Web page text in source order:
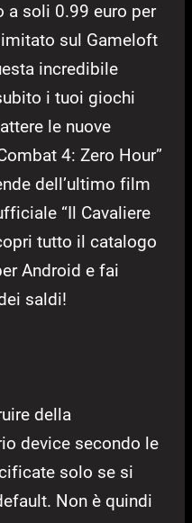
a soli 0.99 euro per
sul Gameloft
incredibile
i tuoi giochi
le nuove
4: Zero Hour”
dell’ultimo film
“Il Cavaliere
tutto il catalogo
Android e fai
saldi!
della
device secondo le
solo se si
Non è quindi